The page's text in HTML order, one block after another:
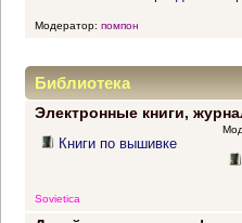
Модератор: помпон
Библиотека
Электронные книги,
Книги по вышивке
Sovietica